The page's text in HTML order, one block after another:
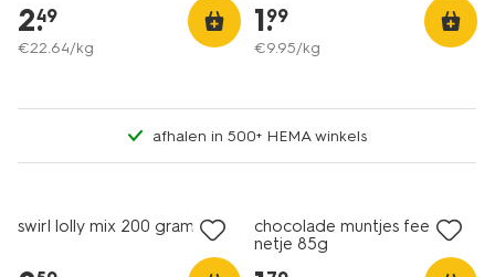
2.
49
€22.64/kg
1.
99
€9.95/kg
afhalen in 500+ HEMA winkels
swirl lolly mix 200 gram
chocolade muntjes feest in
netje 85g